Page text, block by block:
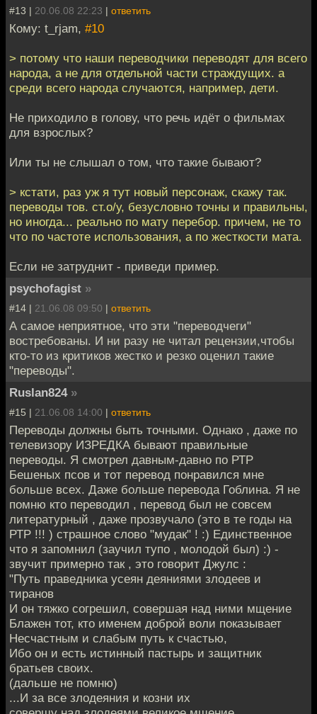
#13 | 20.06.08 22:23 | ответить
Кому: t_rjam, #10
> потому что наши переводчики переводят для всего
народа, а не для отдельной части страждущих. а
среди всего народа случаются, например, дети.
Не приходило в голову, что речь идёт о фильмах
для взрослых?
Или ты не слышал о том, что такие бывают?
> кстати, раз уж я тут новый персонаж, скажу так.
переводы тов. ст.о/у, безусловно точны и правильны,
но иногда... реально по мату перебор. причем, не то
что по частоте использования, а по жесткости мата.
Если не затруднит - приведи пример.
psychofagist »
#14 | 21.06.08 09:50 | ответить
А самое неприятное, что эти "переводчеги"
востребованы. И ни разу не читал рецензии,чтобы
кто-то из критиков жестко и резко оценил такие
"переводы".
Ruslan824 »
#15 | 21.06.08 14:00 | ответить
Переводы должны быть точными. Однако , даже по
телевизору ИЗРЕДКА бывают правильные
переводы. Я смотрел давным-давно по РТР
Бешеных псов и тот перевод понравился мне
больше всех. Даже больше перевода Гоблина. Я не
помню кто переводил , перевод был не совсем
литературный , даже прозвучало (это в те годы на
РТР !!! ) страшное слово "мудак" ! :) Единственное
что я запомнил (заучил тупо , молодой был) :) -
звучит примерно так , это говорит Джулс :
"Путь праведника усеян деяниями злодеев и
тиранов
И он тяжко согрешил, совершая над ними мщение
Блажен тот, кто именем доброй воли показывает
Несчастным и слабым путь к счастью,
Ибо он и есть истинный пастырь и защитник
братьев своих.
(дальше не помню)
...И за все злодеяния и козни их